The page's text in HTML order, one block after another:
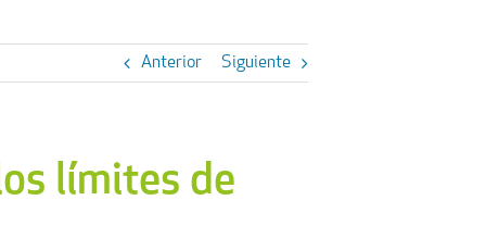
Anterior Siguiente
límites de